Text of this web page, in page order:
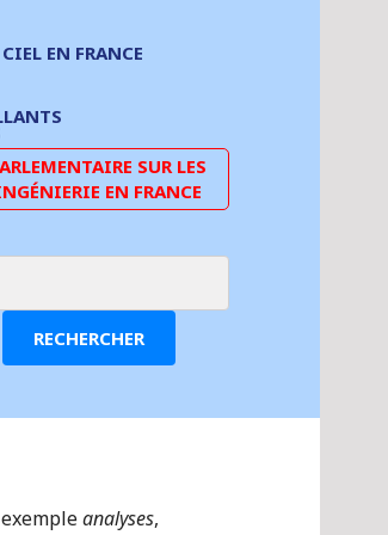
EN FRANCE
SUR LES
EN FRANCE
RECHERCHER
analyses,